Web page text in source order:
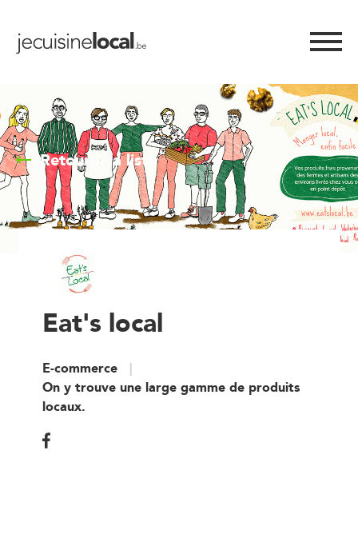
Retour à la liste
Eat's local
E-commerce
On y trouve une large gamme de produits
locaux.